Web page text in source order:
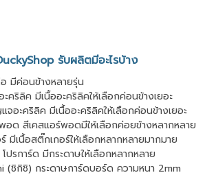
รับผลิตมีอะไรบ้าง
มีค่อนข้างหลายรุ่น
คริลิค มีเนื้ออะคริลิคให้เลือกค่อนข้างเยอะ
อะคริลิค มีเนื้ออะคริลิคให้เลือกค่อนข้างเยอะ
อด สีเคสแอร์พอดมีให้เลือกค่อยข้างหลากหลาย
มีเนื้อสติ๊กเกอร์ให้เลือกหลากหลายมากมาย
ปรการ์ด มีกระดาษให้เลือกหลากหลาย
(ชิกิชิ) กระดาษการ์ดบอร์ด ความหนา 2mm